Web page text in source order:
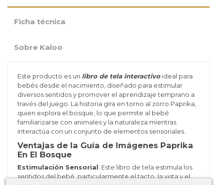
Ficha técnica
Sobre Kaloo
Este producto es un libro de tela interactivoideal para
bebés desde el nacimiento, diseñado para estimular
diversos sentidos y promover el aprendizaje temprano a
través del juego. La historia gira en torno al zorro Paprika,
quien explora el bosque, lo que permite al bebé
familiarizarse con animales y la naturaleza mientras
interactúa con un conjunto de elementos sensoriales.
Ventajas de la Guía de Imágenes Paprika
En El Bosque
Estimulación Sensorial: Este libro de tela estimula los
sentidos del bebé, particularmente el tacto, la vista y el